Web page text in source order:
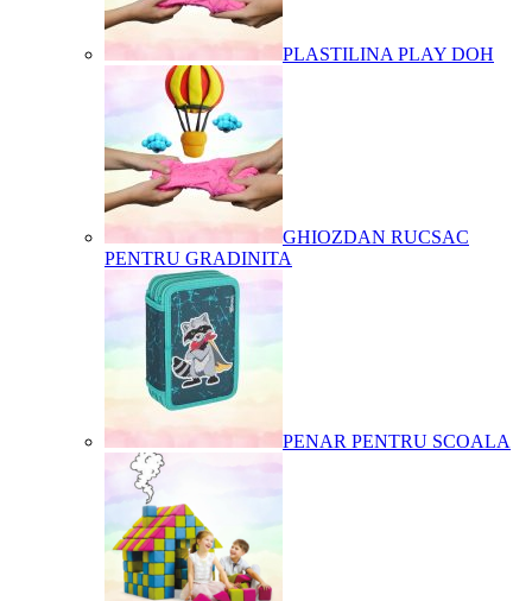
PLASTILINA PLAY DOH
GHIOZDAN RUCSAC
PENTRU GRADINITA
PENAR PENTRU SCOALA